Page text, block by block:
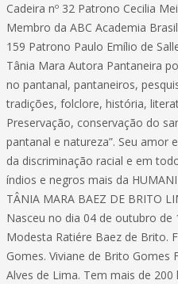
Cadeira nº 32 Patrono Cecilia
Membro da ABC Academia
159 Patrono Paulo Emílio de
Tânia Mara Autora Pantaneira
no pantanal, pantaneiros,
tradições, folclore, história,
Preservação, conservação do
pantanal e natureza”. Seu amor
da discriminação racial e em
índios e negros mais da
TÂNIA MARA BAEZ DE BRITO
Nasceu no dia 04 de outubro de
Modesta Ratiére Baez de Brito.
Gomes. Viviane de Brito Gomes
Alves de Lima. Tem mais de